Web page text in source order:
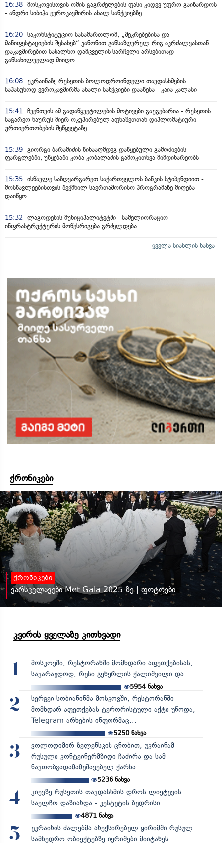
16:38 მოსკოვისთვის ომის გაგრძელების ფასი კიდევ უფრო გაიზარდოს
- ანდრი სიბიჰა ევროკავშირის ახალ სანქციებზე
16:20 საკონსტიტუციო სასამართლომ, „შეკრებებისა და
მანიფესტაციების შესახებ“ კანონით განსაზღვრულ რიგ აკრძალვასთან
დაკავშირებით სახალხო დამცველის სარჩელი არსებითად
განსახილველად მიიღო
16:08 უკრაინაზე რუსეთის ბოლოდროინდელი თავდასხმების
საპასუხოდ ევროკავშირმა ახალი სანქციები დააწესა - კაია კალასი
15:41
ჩვენთვის ამ გადაწყვეტილების მოტივები გაუგებარია - რუსეთის
საგარეო ნაურუს მიერ ოკუპირებულ აფხაზეთთან დიპლომატიური
ურთიერთობების შეწყვეტაზე
15:39 გიორგი ბარამიძის წინააღმდეგ დაწყებული გამოძიების
ფარგლებში, უწყებაში კობა კობალაძის გამოკითხვა მიმდინარეობს
15:35 ისწავლე საზღვარგარეთ საქართველოს ბანკის სტიპენდიით -
მოსწავლეებისთვის შექმნილ საერთაშორისო პროგრამაზე მიღება
დაიწყო
15:32
ლაგოდეხის მუნიციპალიტეტში სამელიორაციო
ინფრასტრუქტურის მოწესრიგება გრძელდება
ყველა სიახლის ნახვა
ქრონიკები
ქრონიკები
ვარსკვლავები Met Gala 2025-ზე | ფოტოები
კვირის ყველაზე კითხვადი
1
მოსკოვში, რესტორანში მომხდარი აფეთქებისას,
სავარაუდოდ, რუსი გენერლის ქალიშვილი და...
5954ნახვა
2
სერგეი სობიანინმა მოსკოვში, რესტორანში
მომხდარ აფეთქებას ტერორისტული აქტი უწოდა,
Telegram-არხების ინფორმაც...
5250ნახვა
3
ვოლოდიმირ ზელენსკის ცნობით, უკრაინამ
რუსული კონტეინერმზიდი ჩაძირა და სამ
ნავთობგადამამუშავებელ ქარხა...
5236ნახვა
4
კიევზე რუსეთის თავდასხმის დროს ლიეტუვის
საელჩო დაზიანდა - კესტუტის ბუდრისი
4871ნახვა
5
უკრაინის ძალებმა ანექსირებულ ყირიმში რუსულ
სამხედრო ობიექტებზე იერიშები მიიტანეს...